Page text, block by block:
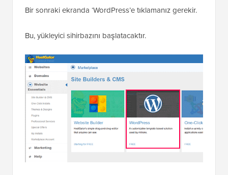
Bir sonraki ekranda ‘WordPress’e tıklamanız gerekir.
Bu, yükleyici sihirbazını başlatacaktır.